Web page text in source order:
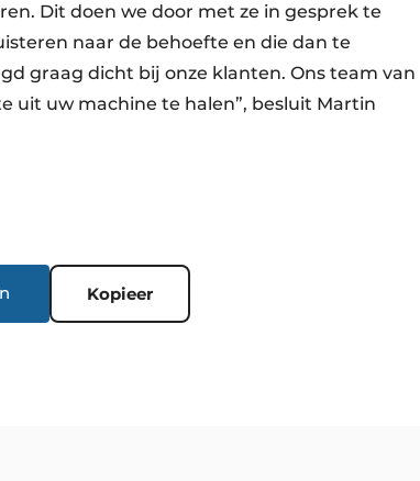
Dit doen we door met ze in gesprek te
naar de behoefte en die dan te
graag dicht bij onze klanten. Ons team van
uit uw machine te halen”, besluit Martin
Kopieer